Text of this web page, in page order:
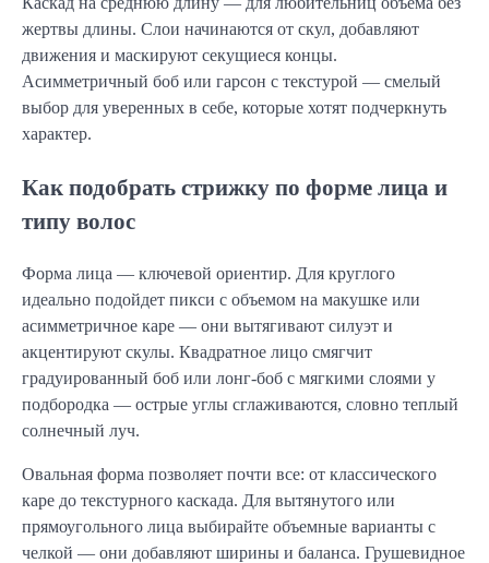
жертвы длины. Слои начинаются от скул, добавляют
движения и маскируют секущиеся концы.
Асимметричный боб или гарсон с текстурой — смелый
выбор для уверенных в себе, которые хотят подчеркнуть
характер.
Как подобрать стрижку по форме лица и
типу волос
Форма лица — ключевой ориентир. Для круглого
идеально подойдет пикси с объемом на макушке или
асимметричное каре — они вытягивают силуэт и
акцентируют скулы. Квадратное лицо смягчит
градуированный боб или лонг-боб с мягкими слоями у
подбородка — острые углы сглаживаются, словно теплый
солнечный луч.
Овальная форма позволяет почти все: от классического
каре до текстурного каскада. Для вытянутого или
прямоугольного лица выбирайте объемные варианты с
челкой — они добавляют ширины и баланса. Грушевидное